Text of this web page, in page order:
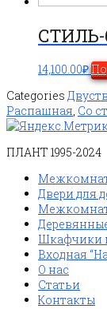
СТИЛЬ-
14,100.00₽
Categories
Распашная, Со
ПЛАНТ 1995-2024
Двери для
Шкафчики
Входная
О нас
Статьи
Контакты